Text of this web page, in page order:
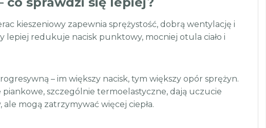
kieszeniowy zapewnia sprężystość, dobrą wentylację i
lepiej redukuje nacisk punktowy, mocniej otula ciało i
– im większy nacisk, tym większy opór sprężyn.
piankowe, szczególnie termoelastyczne, dają uczucie
mogą zatrzymywać więcej ciepła.